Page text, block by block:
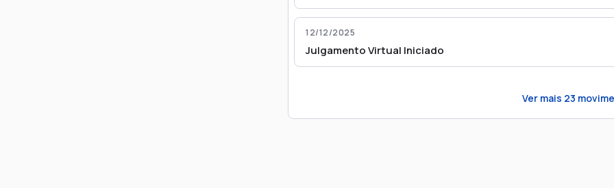
12/12/2025
Julgamento Virtual Iniciado
Ver mais 23